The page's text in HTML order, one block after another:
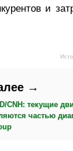
и
→
CNH: текущие
частью